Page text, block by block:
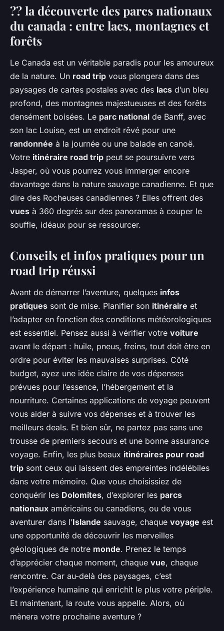
?? la découverte des parcs nationaux
du canada : entre lacs, montagnes et
forêts
Le Canada est un véritable paradis pour les amoureux
de la nature. Un road trip vous plongera dans des
paysages de cartes postales avec des lacs d’un bleu
profond, des montagnes majestueuses et des forêts
densément boisées. Le parc national de Banff, avec
son lac Louise, est un endroit rêvé pour une
randonnée à la journée ou une balade en canoë.
Votre itinéraire road trip peut se poursuivre vers
Jasper, où vous pourrez vous immerger encore
davantage dans la nature sauvage canadienne. Et que
dire des Rocheuses canadiennes ? Elles offrent des
vues à 360 degrés sur des panoramas à couper le
souffle, idéaux pour se ressourcer.
Conseils et infos pratiques pour un
road trip réussi
Avant de démarrer l’aventure, quelques infos
pratiques sont de mise. Planifier son itinéraire et
l’adapter en fonction des conditions météorologiques
est essentiel. Pensez aussi à vérifier votre voiture
avant le départ : huile, pneus, freins, tout doit être en
ordre pour éviter les mauvaises surprises. Côté
budget, ayez une idée claire de vos dépenses
prévues pour l’essence, l’hébergement et la
nourriture. Certaines applications de voyage peuvent
vous aider à suivre vos dépenses et à trouver les
meilleurs deals. Et bien sûr, ne partez pas sans une
trousse de premiers secours et une bonne assurance
voyage. Enfin, les plus beaux itinéraires pour road
trip sont ceux qui laissent des empreintes indélébiles
dans votre mémoire. Que vous choisissiez de
conquérir les Dolomites, d’explorer les parcs
nationaux américains ou canadiens, ou de vous
aventurer dans l’Islande sauvage, chaque voyage est
une opportunité de découvrir les merveilles
géologiques de notre monde. Prenez le temps
d’apprécier chaque moment, chaque vue, chaque
rencontre. Car au-delà des paysages, c’est
l’expérience humaine qui enrichit le plus votre périple.
Et maintenant, la route vous appelle. Alors, où
mènera votre prochaine aventure ?